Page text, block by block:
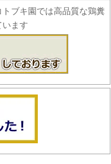
ブキ園では高品質な鶏糞
います